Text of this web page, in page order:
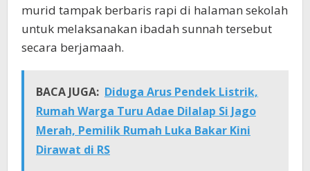
murid tampak berbaris rapi di halaman sekolah
untuk melaksanakan ibadah sunnah tersebut
secara berjamaah.
BACA JUGA: Diduga Arus Pendek Listrik,
Rumah Warga Turu Adae Dilalap Si Jago
Merah, Pemilik Rumah Luka Bakar Kini
Dirawat di RS